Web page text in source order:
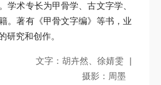
学术专长为甲骨学、古文字学、
。著有《甲骨文字编》等书，业
研究和创作。
文字：胡卉然、徐婧雯
|
摄影：周墨